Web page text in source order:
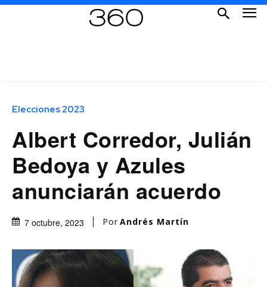
Elecciones 2023
Albert Corredor, Julián
Bedoya y Azules
anunciarán acuerdo
7 octubre, 2023 Por Andrés Martín